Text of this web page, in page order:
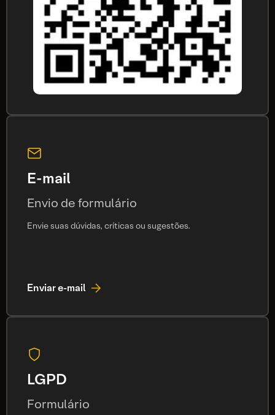
E-mail
Envio de formulário
Envie suas dúvidas, críticas ou sugestões.
Enviar e-mail
LGPD
Formulário